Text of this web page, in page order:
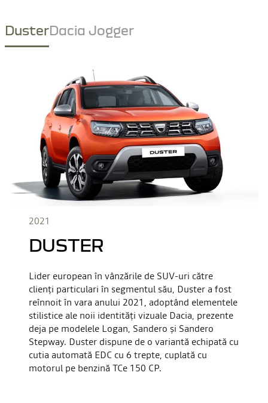
DusterDacia Jogger
2021
DUSTER
Lider european în vânzările de SUV-uri către
clienți particulari în segmentul său, Duster a fost
reînnoit în vara anului 2021, adoptând elementele
stilistice ale noii identități vizuale Dacia, prezente
deja pe modelele Logan, Sandero și Sandero
Stepway. Duster dispune de o variantă echipată cu
cutia automată EDC cu 6 trepte, cuplată cu
motorul pe benzină TCe 150 CP.